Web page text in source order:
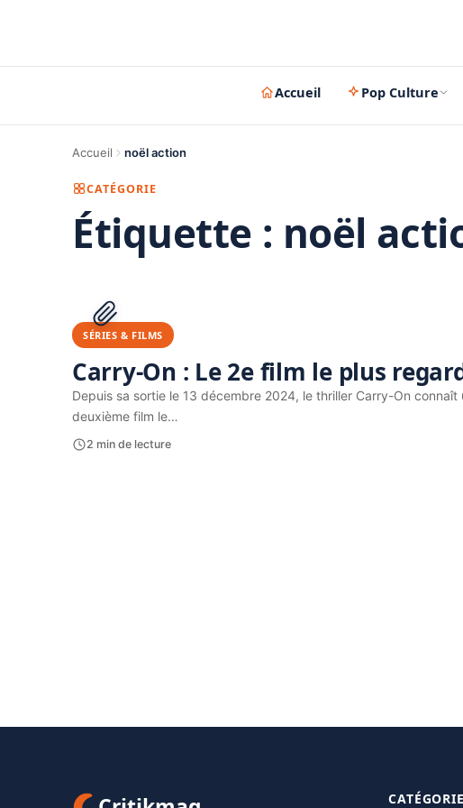
Accueil Pop Culture
Accueil noël action
CATÉGORIE
Étiquette : noël
SÉRIES & FILMS
Carry-On : Le 2e film le plus
Depuis sa sortie le 13 décembre 2024, le thriller Carry-On
deuxième film le…
2 min de lecture